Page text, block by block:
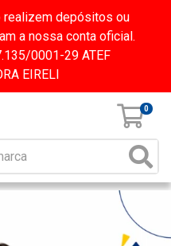
realizem depósitos ou
a nossa conta oficial.
0001-29 ATEF
EIRELI
0